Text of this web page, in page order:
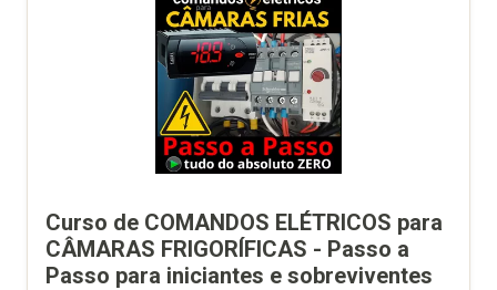
Curso de COMANDOS ELÉTRICOS para
CÂMARAS FRIGORÍFICAS - Passo a
Passo para iniciantes e sobreviventes